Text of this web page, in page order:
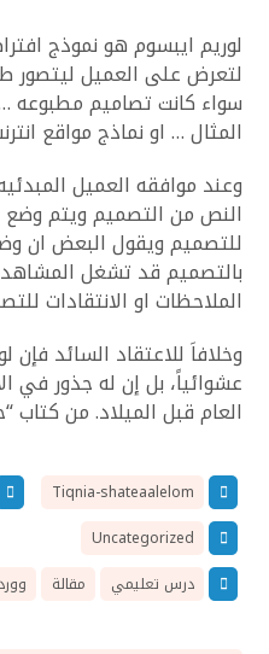
لوريم ايبسوم هو نموذج
لتعرض على العميل ليتصور
سواء كانت تصاميم مطبوعه
المثال … او نماذج مواقع
وعند موافقه العميل
النص من التصميم ويتم وضع
للتصميم ويقول البعض ان
بالتصميم قد تشغل
الملاحظات او الانتقادات
وخلافاَ للاعتقاد السائد
عشوائياً، بل إن له جذور في
العام قبل الميلاد. من كتاب
Tiqnia-shateaalelom
Uncategorized
درس تعليمي
مقالة